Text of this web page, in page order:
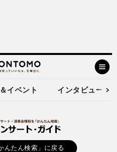
イベント インタビュー
んたん検索」に戻る